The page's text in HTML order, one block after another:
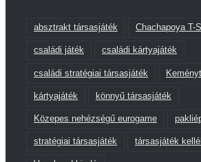
absztrakt társasjáték Chachapoya T-
családi játék családi kártyajáték
családi stratégiai társasjáték
kártyajáték könnyű társasjáték
Közepes nehézségű eurogame
stratégiai társasjáték társasjáték